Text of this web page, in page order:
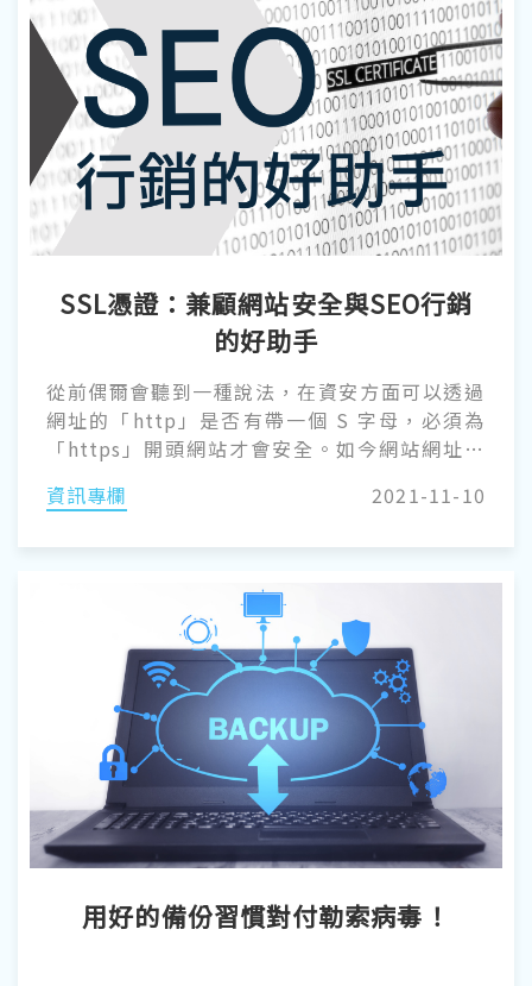
一身分的使用權。 現今已多有法律規範於網路上
包含文字、圖像、影音等表達與作為之限制，如
帳戶使用權遭到盜用，輕則個人資料外洩，數位
錢包、信用卡資料遭到盜刷；重則有心人士利用
個人帳戶身分行非法之事，可能擔負違法之連帶
責任，故須特別重視個人帳戶與密碼的管理。
SSL憑證：兼顧網站安全與SEO行銷
的好助手
從前偶爾會聽到一種說法，在資安方面可以透過
網址的「http」是否有帶一個 S 字母，必須為
「https」開頭網站才會安全。如今網站網址帶
學的文憑，成為必備的資格之一。
資訊專欄 2021-11-10
用好的備份習慣對付勒索病毒！